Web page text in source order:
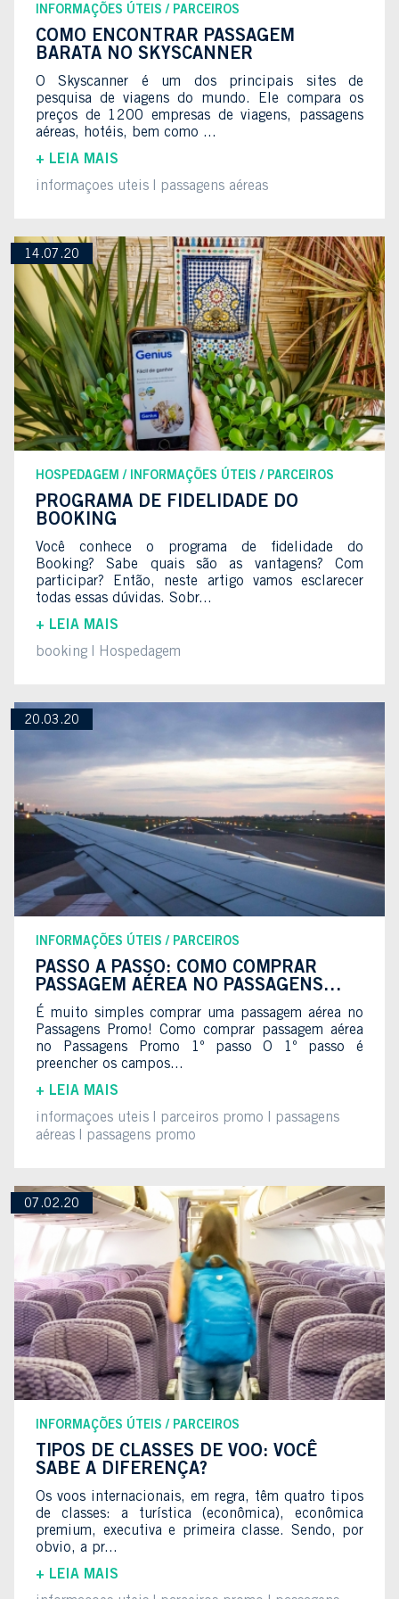
INFORMAÇÕES ÚTEIS PARCEIROS
COMO ENCONTRAR PASSAGEM
BARATA NO SKYSCANNER
O Skyscanner é um dos principais sites de
pesquisa de viagens do mundo. Ele compara os
preços de 1200 empresas de viagens, passagens
aéreas, hotéis, bem como ...
+ LEIA MAIS
informaçoes uteis
passagens aéreas
14.07.20
HOSPEDAGEM INFORMAÇÕES ÚTEIS PARCEIROS
PROGRAMA DE FIDELIDADE DO
BOOKING
Você conhece o programa de fidelidade do
Booking? Sabe quais são as vantagens? Com
participar? Então, neste artigo vamos esclarecer
todas essas dúvidas. Sobr...
+ LEIA MAIS
booking
Hospedagem
20.03.20
INFORMAÇÕES ÚTEIS PARCEIROS
PASSO A PASSO: COMO COMPRAR
PASSAGEM AÉREA NO PASSAGENS
PROMO
É muito simples comprar uma passagem aérea no
Passagens Promo! Como comprar passagem aérea
no Passagens Promo 1º passo O 1º passo é
preencher os campos...
+ LEIA MAIS
informaçoes uteis
parceiros promo
passagens
aéreas
passagens promo
07.02.20
INFORMAÇÕES ÚTEIS PARCEIROS
TIPOS DE CLASSES DE VOO: VOCÊ
SABE A DIFERENÇA?
Os voos internacionais, em regra, têm quatro tipos
de classes: a turística (econômica), econômica
premium, executiva e primeira classe. Sendo, por
obvio, a pr...
+ LEIA MAIS